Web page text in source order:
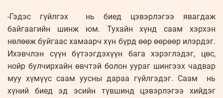
-Гэдэс гүйлгэх нь биед цэвэрлэгээ явагдаж
байгаагийн шинж юм. Тухайн хүнд саам хэрхэн
нөлөөж буйгаас хамаарч хүн бүрд өөр өөрөөр илэрдэг.
Ихэвчлэн сүүн бүтээгдэхүүн бага хэрэглэдэг, цөс,
нойр булчирхайн өвчтэй болон уураг шингээх чадвар
муу хүмүүс саам уусны дараа гүйлгэдэг. Саам нь
хүний биед эд эсийн түвшинд цэвэрлэгээ хийдэг